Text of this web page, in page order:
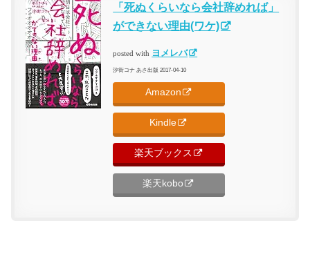
「死ぬくらいなら会社辞めれば」
ができない理由(ワケ)
posted with ヨメレバ
汐街コナ あさ出版 2017-04-10
Amazon
Kindle
楽天ブックス
楽天kobo